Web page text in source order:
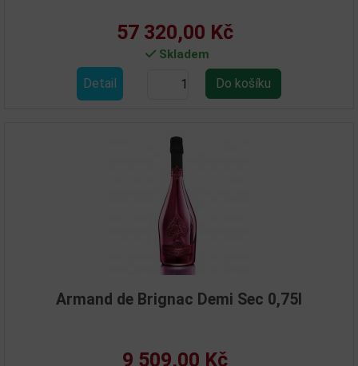
57 320,00 Kč
Skladem
Detail
Armand de Brignac Demi Sec 0,75l
9 509,00 Kč